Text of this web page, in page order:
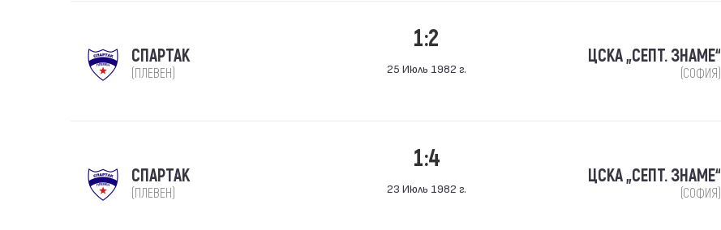
СПАРТАК
(ПЛЕВЕН)
1:2
25 Июль 1982 г.
ЦСКА „СЕПТ. ЗНАМЕ“
(СОФИЯ)
СПАРТАК
(ПЛЕВЕН)
1:4
23 Июль 1982 г.
ЦСКА „СЕПТ. ЗНАМЕ“
(СОФИЯ)